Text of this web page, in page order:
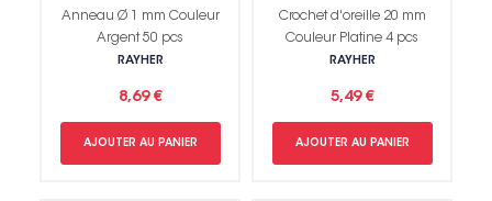
Anneau Ø 1 mm Couleur
Argent 50 pcs
RAYHER
8,69 €
AJOUTER AU PANIER
Crochet d'oreille 20 mm
Couleur Platine 4 pcs
RAYHER
5,49 €
AJOUTER AU PANIER